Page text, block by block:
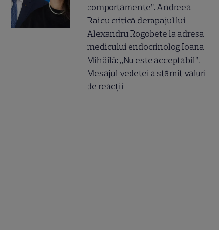
comportamente”. Andreea
Raicu critică derapajul lui
Alexandru Rogobete la adresa
medicului endocrinolog Ioana
Mihăilă: „Nu este acceptabil”.
Mesajul vedetei a stârnit valuri
de reacții